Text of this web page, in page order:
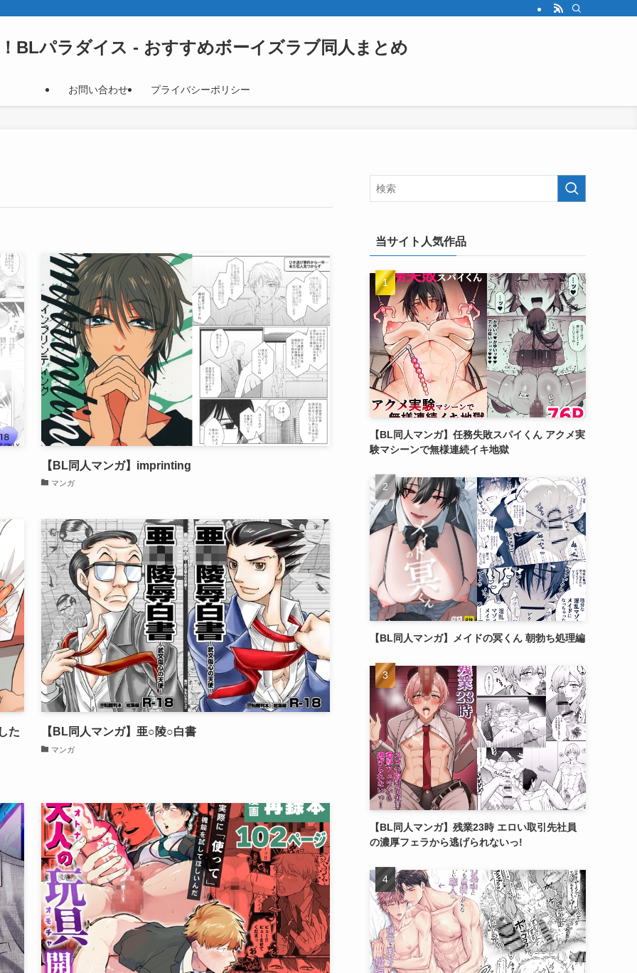
BLパラダイス - おすすめボーイズラブ同人まとめ
お問い合わせ プライバシーポリシー
【BL同人マンガ】imprinting
マンガ
た 【BL同人マンガ】亜○陵○白書
マンガ
当サイト人気作品
【BL同人マンガ】任務失敗スパイくん アクメ実
験マシーンで無様連続イキ地獄
【BL同人マンガ】メイドの冥くん 朝勃ち処理編
【BL同人マンガ】残業23時 エロい取引先社員
の濃厚フェラから逃げられないっ!